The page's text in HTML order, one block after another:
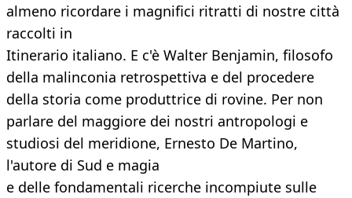
almeno ricordare i magnifici ritratti di nostre città
raccolti in
Itinerario italiano. E c'è Walter Benjamin, filosofo
della malinconia retrospettiva e del procedere
della storia come produttrice di rovine. Per non
parlare del maggiore dei nostri antropologi e
studiosi del meridione, Ernesto De Martino,
l'autore di Sud e magia
e delle fondamentali ricerche incompiute sulle